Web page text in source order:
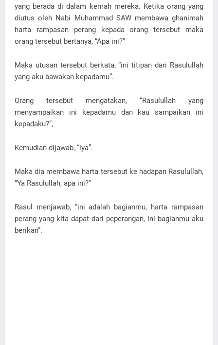
yang berada di dalam kemah mereka. Ketika orang yang
diutus oleh Nabi Muhammad SAW membawa ghanimah
harta rampasan perang kepada orang tersebut maka
orang tersebut bertanya, “Apa ini?”
Maka utusan tersebut berkata, “ini titipan dari Rasulullah
yang aku bawakan kepadamu”.
Orang tersebut mengatakan, “Rasulullah yang
menyampaikan ini kepadamu dan kau sampaikan ini
kepadaku?”,
Kemudian dijawab, “iya”.
Maka dia membawa harta tersebut ke hadapan Rasulullah,
“Ya Rasulullah, apa ini?”
Rasul menjawab, “ini adalah bagianmu, harta rampasan
perang yang kita dapat dari peperangan, ini bagianmu aku
berikan”.